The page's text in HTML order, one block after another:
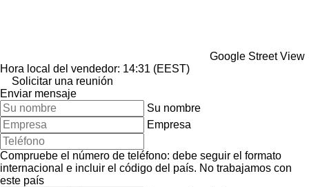
Google Street View
Hora local del vendedor: 14:31 (EEST)
Solicitar una reunión
Enviar mensaje
Su nombre
Empresa
Compruebe el número de teléfono: debe seguir el formato
internacional e incluir el código del país. No trabajamos con
este país